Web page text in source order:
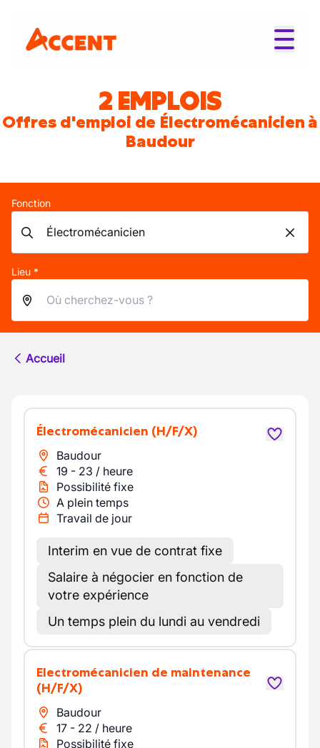
2 EMPLOIS
Offres d'emploi de Électromécanicien à
Baudour
Fonction
Lieu *
Accueil
Électromécanicien (H/F/X)
Baudour
19 - 23 / heure
Possibilité fixe
A plein temps
Travail de jour
Interim en vue de contrat fixe
Salaire à négocier en fonction de
votre expérience
Un temps plein du lundi au vendredi
Electromécanicien de maintenance
(H/F/X)
Baudour
17 - 22 / heure
Possibilité fixe